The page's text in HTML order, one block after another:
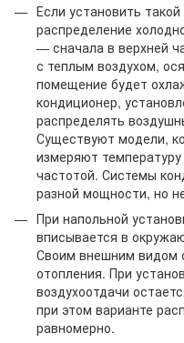
Если установить
распределение
— сначала в верхней
с теплым воздухом,
помещение будет
кондиционер,
распределять
Существуют модели,
измеряют
частотой. Системы
разной мощности, но
При напольной
вписывается в
Своим внешним видом
отопления. При
воздухоотдачи
при этом варианте
равномерно.